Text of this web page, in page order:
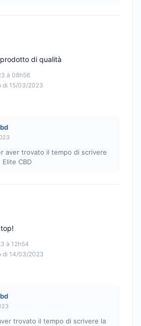
à 08h56
di 15/03/2023
di qualità
aver trovato il tempo di scrivere
CBD
à 12h54
di 14/03/2023
trovato il tempo di scrivere la